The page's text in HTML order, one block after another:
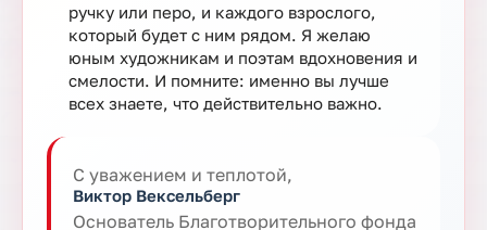
ручку или перо, и каждого взрослого,
который будет с ним рядом. Я желаю
юным художникам и поэтам вдохновения и
смелости. И помните: именно вы лучше
всех знаете, что действительно важно.
С уважением и теплотой,
Виктор Вексельберг
Основатель Благотворительного фонда